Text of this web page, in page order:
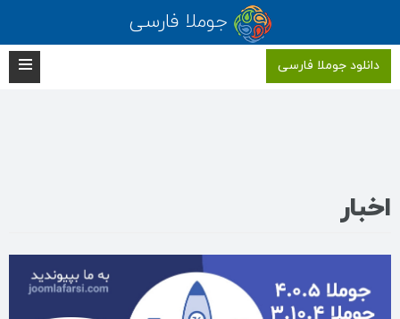
جوملا فارسی
دانلود جوملا فارسی
اخبار